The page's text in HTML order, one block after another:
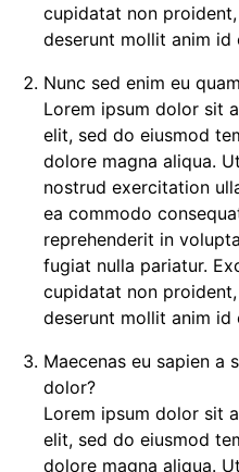
cupidatat non
deserunt mollit anim id
Nunc sed enim eu
Lorem ipsum dolor sit
elit, sed do eiusmod
dolore magna aliqua.
nostrud exercitation
ea commodo
reprehenderit in
fugiat nulla pariatur.
cupidatat non
deserunt mollit anim id
Maecenas eu sapien a
dolor?
Lorem ipsum dolor sit
elit, sed do eiusmod
dolore magna aliqua.